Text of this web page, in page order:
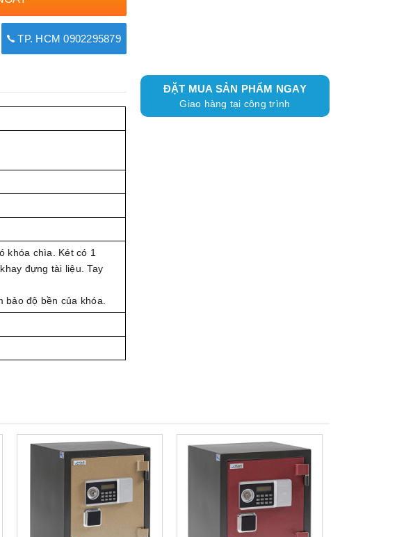
TP. HCM 0902295879
khóa chìa. Két có 1
đựng tài liệu. Tay
bảo độ bền của khóa.
ĐẶT MUA SẢN PHẨM NGAY
Giao hàng tại công trình